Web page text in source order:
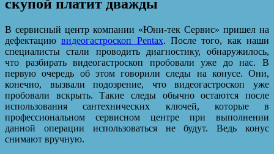
скупой платит дважды
В сервисный центр компании «Юни-тек Сервис» пришел на
дефектациювидеогастроскоп Pentax. После того, как наши
специалисты стали проводить диагностику, обнаружилось,
что разбирать видеогастроскоп пробовали уже до нас. В
первую очередь об этом говорили следы на конусе. Они,
конечно, вызвали подозрение, что видеогастроскоп уже
пробовали вскрыть. Такие следы обычно остаются после
использования сантехнических ключей, которые в
профессиональном сервисном центре при выполнении
данной операции использоваться не будут. Ведь конус
снимают вручную.